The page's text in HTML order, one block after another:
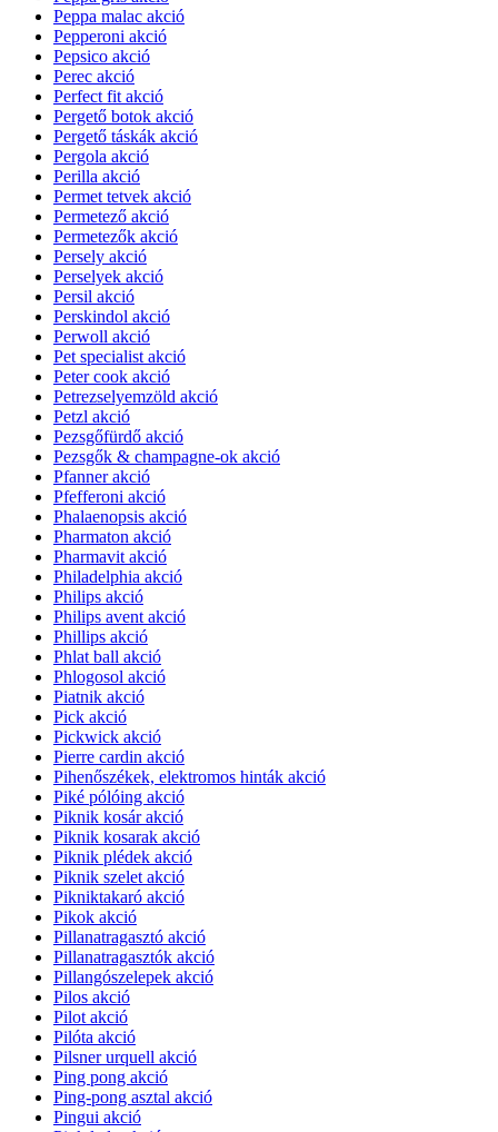
Peppa malac akció
Pepperoni akció
Pepsico akció
Perec akció
Perfect fit akció
Pergető botok akció
Pergető táskák akció
Pergola akció
Perilla akció
Permet tetvek akció
Permetező akció
Permetezők akció
Persely akció
Perselyek akció
Persil akció
Perskindol akció
Perwoll akció
Pet specialist akció
Peter cook akció
Petrezselyemzöld akció
Petzl akció
Pezsgőfürdő akció
Pezsgők & champagne-ok akció
Pfanner akció
Pfefferoni akció
Phalaenopsis akció
Pharmaton akció
Pharmavit akció
Philadelphia akció
Philips akció
Philips avent akció
Phillips akció
Phlat ball akció
Phlogosol akció
Piatnik akció
Pick akció
Pickwick akció
Pierre cardin akció
Pihenőszékek, elektromos hinták akció
Piké pólóing akció
Piknik kosár akció
Piknik kosarak akció
Piknik plédek akció
Piknik szelet akció
Pikniktakaró akció
Pikok akció
Pillanatragasztó akció
Pillanatragasztók akció
Pillangószelepek akció
Pilos akció
Pilot akció
Pilóta akció
Pilsner urquell akció
Ping pong akció
Ping-pong asztal akció
Pingui akció